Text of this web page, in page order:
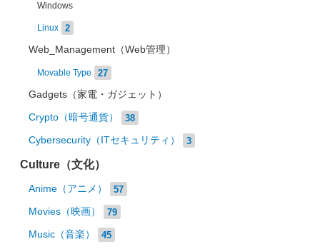
Windows
Linux 2
Web_Management（Web管理）
Movable Type 27
Gadgets（家電・ガジェット）
Crypto（暗号通貨） 38
Cybersecurity（ITセキュリティ） 3
Culture（文化）
Anime（アニメ） 57
Movies（映画） 79
Music（音楽） 45